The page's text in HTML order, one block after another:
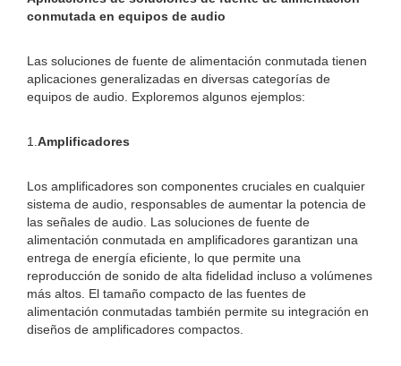
conmutada en equipos de audio
Las soluciones de fuente de alimentación conmutada tienen
aplicaciones generalizadas en diversas categorías de
equipos de audio. Exploremos algunos ejemplos:
1. Amplificadores
Los amplificadores son componentes cruciales en cualquier
sistema de audio, responsables de aumentar la potencia de
las señales de audio. Las soluciones de fuente de
alimentación conmutada en amplificadores garantizan una
entrega de energía eficiente, lo que permite una
reproducción de sonido de alta fidelidad incluso a volúmenes
más altos. El tamaño compacto de las fuentes de
alimentación conmutadas también permite su integración en
diseños de amplificadores compactos.